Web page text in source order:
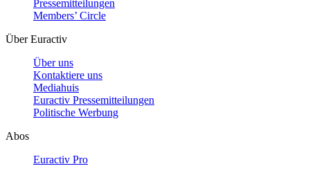
Pressemitteilungen
Members’ Circle
Über Euractiv
Über uns
Kontaktiere uns
Mediahuis
Euractiv Pressemitteilungen
Politische Werbung
Abos
Euractiv Pro